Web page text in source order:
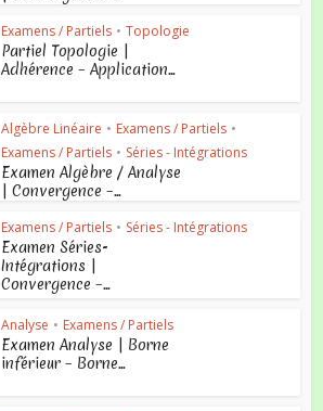
Examens / Partiels • Topologie
Partiel Topologie |
Adhérence – Application...
Algèbre Linéaire • Examens / Partiels •
Examens / Partiels • Séries - Intégrations
Examen Algèbre / Analyse
| Convergence –...
Examens / Partiels • Séries - Intégrations
Examen Séries-
Intégrations |
Convergence –...
Analyse • Examens / Partiels
Examen Analyse | Borne
inférieur – Borne...